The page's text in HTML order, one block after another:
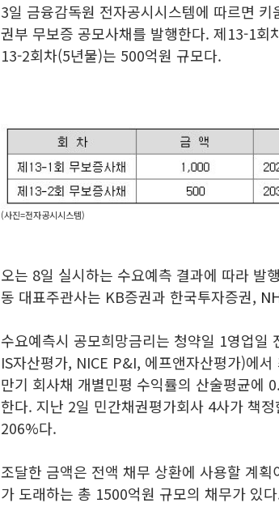
3일 금융감독원 전자공시시스템에 따르면
권부 무보증 공모사채를 발행한다. 제13-1
13-2회차(5년물)는 500억원 규모다.
(사진=전자공시시스템)
오는 8일 실시하는 수요예측 결과에 따라 발
동 대표주관사는 KB증권과 한국투자증권,
수요예측시 공모희망금리는 청약일 1영업
IS자산평가, NICE P&I, 에프앤자산평가)에
만기 회사채 개별민평 수익률의 산술평균에
한다. 지난 2일 민간채권평가회사 4사가 책
206%다.
조달한 금액은 전액 채무 상환에 사용할 계
가 도래하는 총 1500억원 규모의 채무가 있